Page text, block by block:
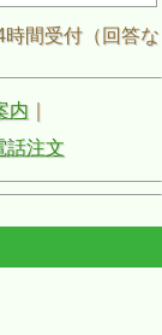
間受付（回答な
内
話注文